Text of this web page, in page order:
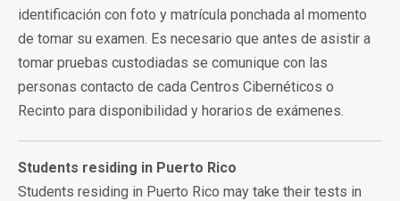
identificación con foto y matrícula ponchada al momento
de tomar su examen. Es necesario que antes de asistir a
tomar pruebas custodiadas se comunique con las
personas contacto de cada Centros Cibernéticos o
Recinto para disponibilidad y horarios de exámenes.
Students residing in Puerto Rico
Students residing in Puerto Rico may take their tests in